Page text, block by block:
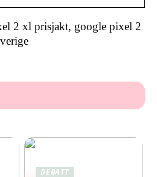
2 xl prisjakt, google pixel 2
DEBATT